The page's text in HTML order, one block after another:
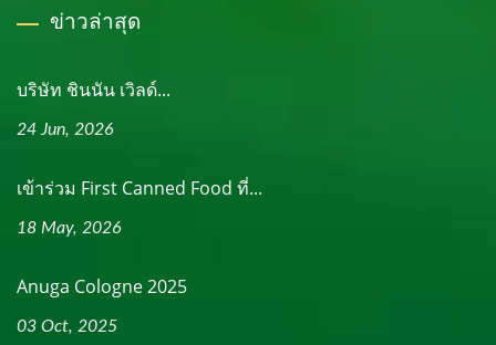
ข่าวล่าสุด
บริษัท ชินนัน เวิลด์...
24 Jun, 2026
เข้าร่วม First Canned Food ที่...
18 May, 2026
Anuga Cologne 2025
03 Oct, 2025